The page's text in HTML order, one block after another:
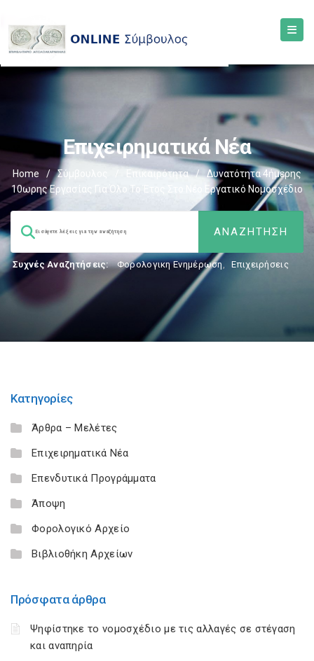
Επιχειρηματικά Νέα
Home / Σύμβουλος Επικαιρότητα /
Δυνατότητα 4ήμερης
10ωρης Εργασίας Για Όλο Το Έτος Στο Νέο Εργατικό Νομοσχέδιο
Συχνές Αναζητήσεις: Φορολογικη Ενημέρωση, Επιχειρήσεις
Κατηγορίες
Άρθρα – Μελέτες
Επιχειρηματικά Νέα
Επενδυτικά Προγράμματα
Άποψη
Φορολογικό Αρχείο
Βιβλιοθήκη Αρχείων
Πρόσφατα άρθρα
Ψηφίστηκε το νομοσχέδιο με τις αλλαγές σε στέγαση
και αναπηρία